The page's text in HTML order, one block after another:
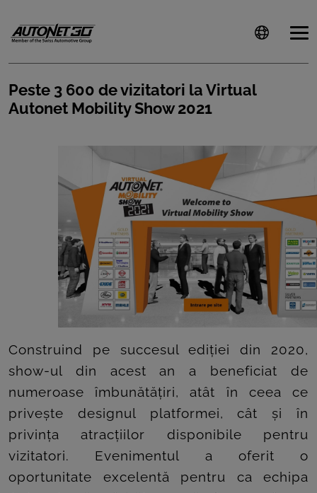
CARIERE
DOCUMENTE
UTILE
PRESS
ROOM
CONTACT
Peste 3 600 de vizitatori la Virtual
Autonet Mobility Show 2021
Construind pe succesul ediției din 2020,
show-ul din acest an a beneficiat de
numeroase îmbunătățiri, atât în ceea ce
privește designul platformei, cât și în
privința atracțiilor disponibile pentru
vizitatori. Evenimentul a oferit o
oportunitate excelentă pentru ca echipa